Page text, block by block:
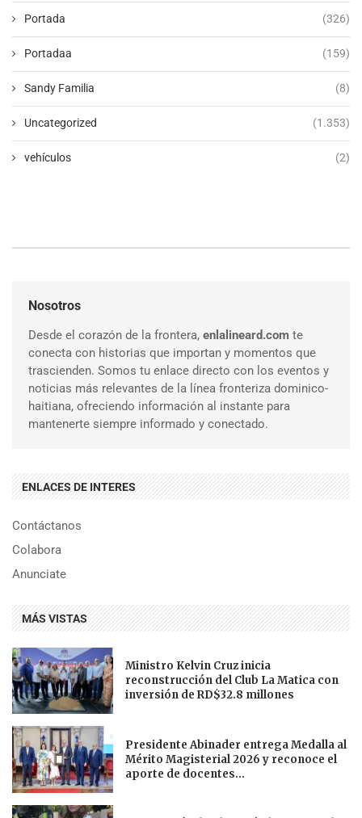
Portada (326)
Portadaa (159)
Sandy Familia (8)
Uncategorized (1.353)
vehículos (2)
Nosotros
Desde el corazón de la frontera, enlalineard.com te
conecta con historias que importan y momentos que
trascienden. Somos tu enlace directo con los eventos y
noticias más relevantes de la línea fronteriza dominico-
haitiana, ofreciendo información al instante para
mantenerte siempre informado y conectado.
ENLACES DE INTERES
Contáctanos
Colabora
Anunciate
MÁS VISTAS
Ministro Kelvin Cruz inicia
reconstrucción del Club La Matica con
inversión de RD$32.8 millones
Presidente Abinader entrega Medalla al
Mérito Magisterial 2026 y reconoce el
aporte de docentes...